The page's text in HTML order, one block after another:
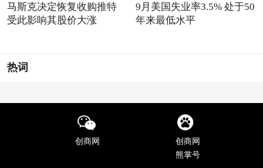
马斯克决定恢复收购推特
受此影响其股价大涨
9月美国失业率3.5% 处于50
年来最低水平
热词
创商网
创商网
熊掌号